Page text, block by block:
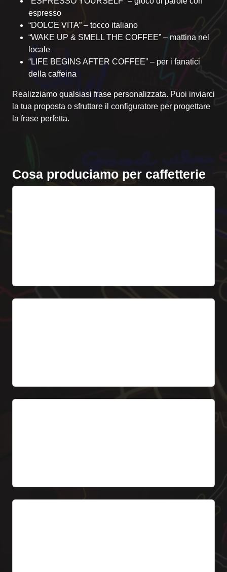
espresso
“DOLCE VITA” – tocco italiano
“WAKE UP & SMELL THE COFFEE” – mattina nel
locale
“LIFE BEGINS AFTER COFFEE” – per i fanatici
della caffeina
Realizziamo qualsiasi frase personalizzata. Puoi inviarci
la tua proposta o sfruttare il configuratore per progettare
la frase perfetta.
Cosa produciamo per caffetterie